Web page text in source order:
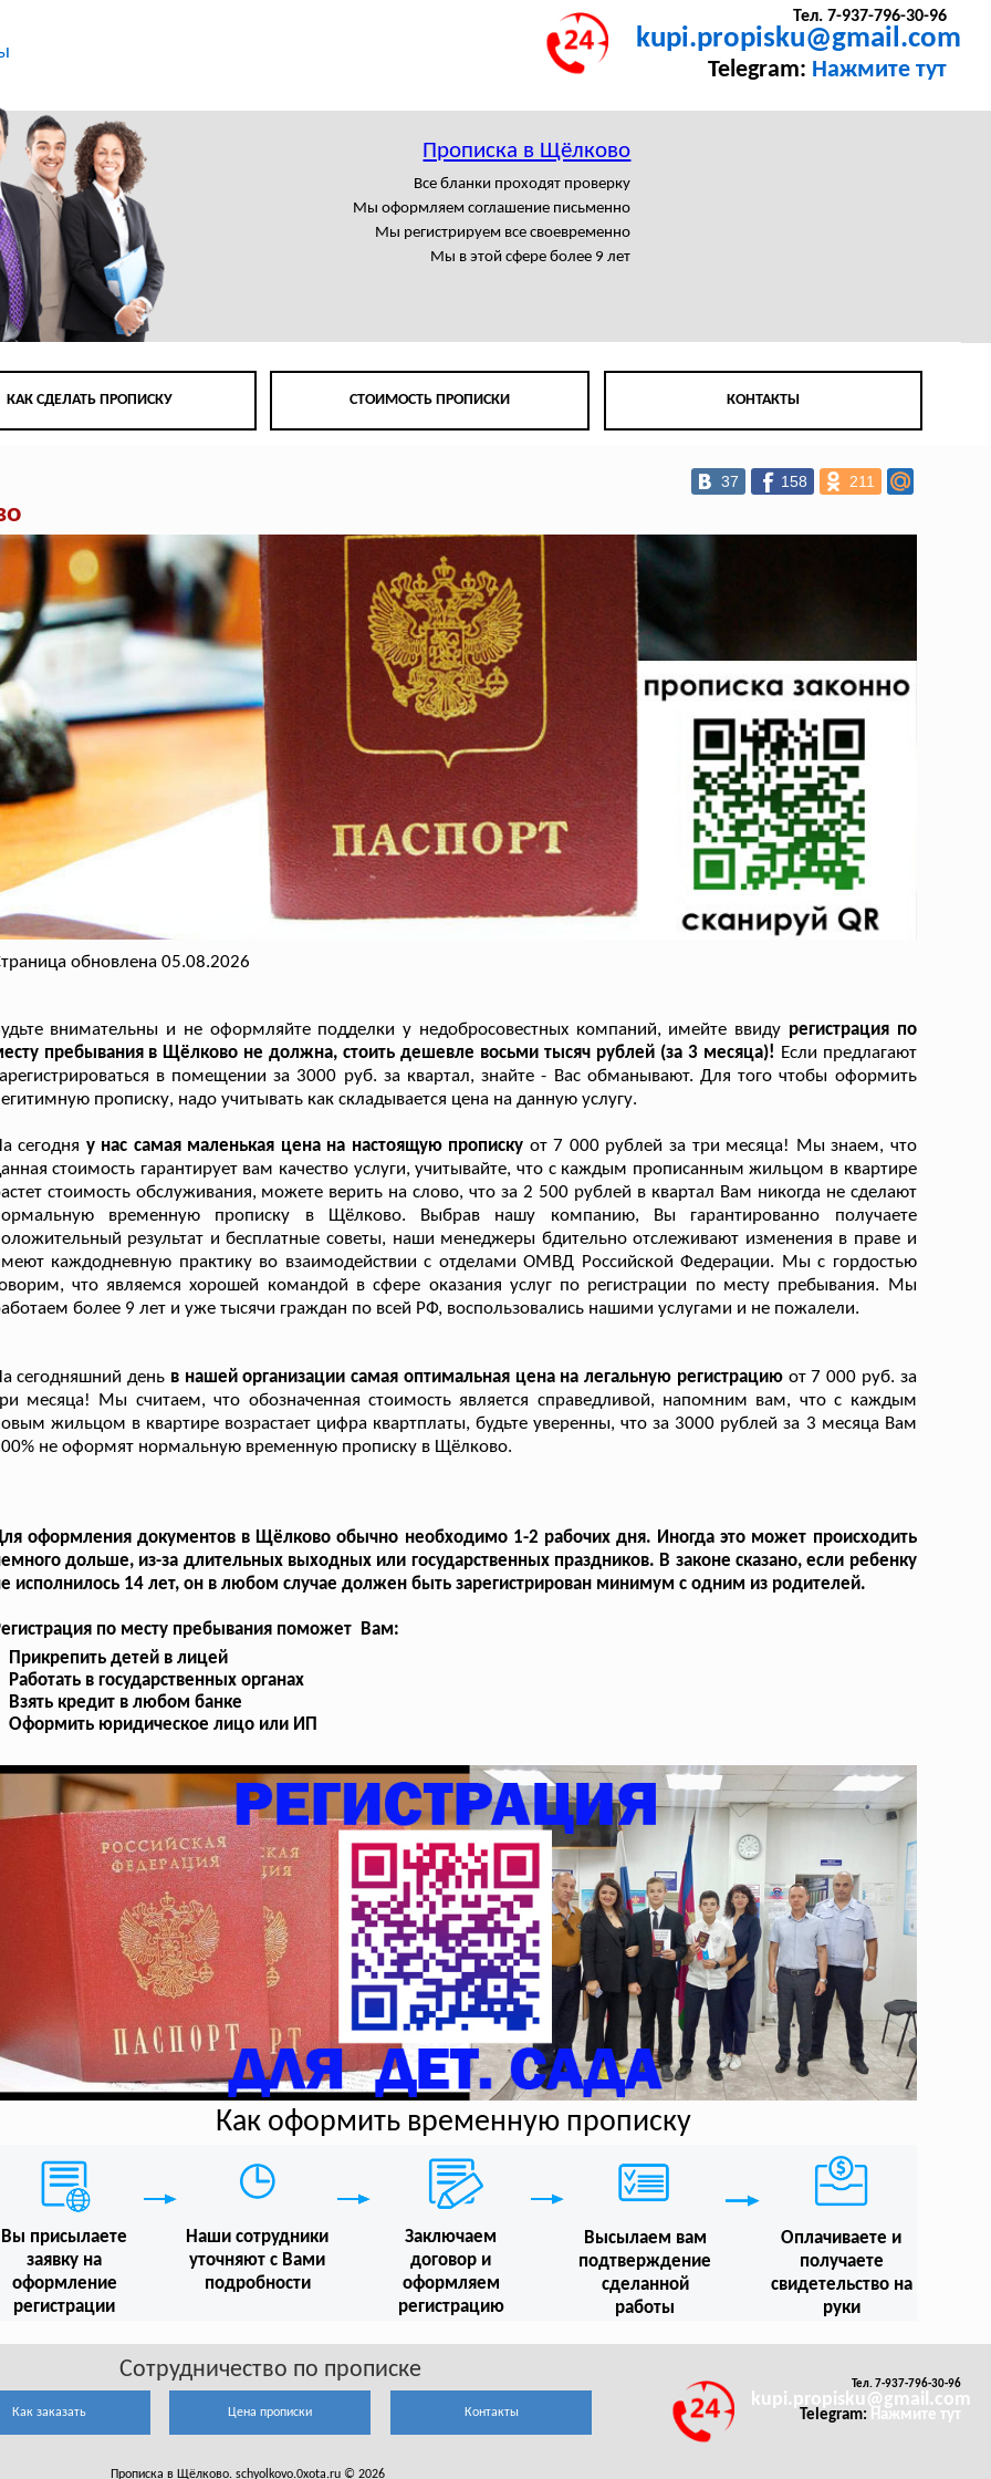
Тел. 7-937-796-30-96
kupi.propisku@gmail.com
Telegram: Нажмите тут
Прописка в Щёлково
Все бланки проходят проверку
Мы оформляем соглашение письменно
Мы регистрируем все своевременно
Мы в этой сфере более 9 лет
КАК СДЕЛАТЬ ПРОПИСКУ СТОИМОСТЬ ПРОПИСКИ КОНТАКТЫ
37 158 211
обновлена 05.08.2026
внимательны и не оформляйте подделки у недобросовестных компаний, имейте ввиду регистрация по
пребывания в Щёлково не должна, стоить дешевле восьми тысяч рублей (за 3 месяца)! Если предлагают
в помещении за 3000 руб. за квартал, знайте - Вас обманывают. Для того чтобы оформить
прописку, надо учитывать как складывается цена на данную услугу.
сегодня у нас самая маленькая цена на настоящую прописку от 7 000 рублей за три месяца! Мы знаем, что
стоимость гарантирует вам качество услуги, учитывайте, что с каждым прописанным жильцом в квартире
стоимость обслуживания, можете верить на слово, что за 2 500 рублей в квартал Вам никогда не сделают
временную прописку в Щёлково. Выбрав нашу компанию, Вы гарантированно получаете
результат и бесплатные советы, наши менеджеры бдительно отслеживают изменения в праве и
каждодневную практику во взаимодействии с отделами ОМВД Российской Федерации. Мы с гордостью
что являемся хорошей командой в сфере оказания услуг по регистрации по месту пребывания. Мы
более 9 лет и уже тысячи граждан по всей РФ, воспользовались нашими услугами и не пожалели.
сегодняшний день в нашей организации самая оптимальная цена на легальную регистрацию от 7 000 руб. за
месяца! Мы считаем, что обозначенная стоимость является справедливой, напомним вам, что с каждым
жильцом в квартире возрастает цифра квартплаты, будьте уверенны, что за 3000 рублей за 3 месяца Вам
не оформят нормальную временную прописку в Щёлково.
оформления документов в Щёлково обычно необходимо 1-2 рабочих дня. Иногда это может происходить
дольше, из-за длительных выходных или государственных праздников. В законе сказано, если ребенку
исполнилось 14 лет, он в любом случае должен быть зарегистрирован минимум с одним из родителей.
по месту пребывания поможет Вам:
Прикрепить детей в лицей
Работать в государственных органах
Взять кредит в любом банке
Оформить юридическое лицо или ИП
Как оформить временную прописку
Вы присылаете
заявку на
оформление
регистрации
Наши сотрудники
уточняют с Вами
подробности
Заключаем
договор и
оформляем
регистрацию
Высылаем вам
подтверждение
сделанной
работы
Оплачиваете и
получаете
свидетельство на
руки
Сотрудничество по прописке
Как заказать Цена прописки Контакты
Тел. 7-937-796-30-96
kupi.propisku@gmail.com
Telegram: Нажмите тут
Прописка в Щёлково. schyolkovo.0xota.ru © 2026